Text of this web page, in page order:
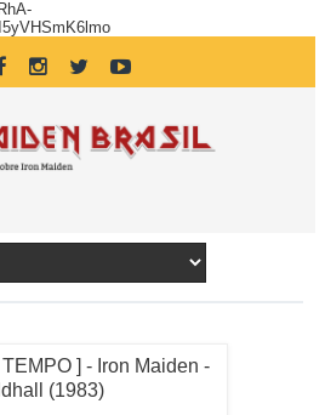
] - Iron Maiden -
(1983)